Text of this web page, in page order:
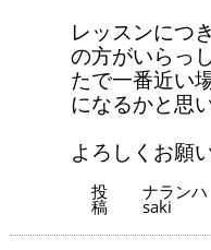
レッスンにつ
の方がいらっ
たで一番近い
になるかと思
よろしくお願
投
稿
ナランハ
saki